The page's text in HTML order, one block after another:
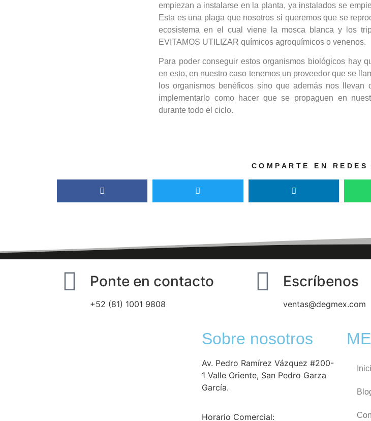
empiezan a instalarse en la planta, ya instalados se
Esta es una plaga que nosotros si queremos que se
ecosistema en el cual viene la mosca blanca y los
EVITAMOS UTILIZAR químicos agroquímicos o venenos.
Para poder conseguir estos organismos biológicos hay
en esto, en nuestro caso tenemos un proveedor que se
los organismos benéficos sino que además nos
implementarlo como hacer que se propaguen en
durante todo el ciclo.
COMPARTE EN
Ponte en contacto
+52 (81) 1001 9808
Escríbenos
ventas@degmex.com
Sobre nosotros
Av. Pedro Ramírez Vázquez #200-
1 Valle Oriente, San Pedro Garza
García.
Horario Comercial: